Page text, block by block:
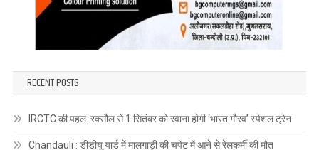
RECENT POSTS
IRCTC की पहल: रक्सौल से 1 सितंबर को रवाना होगी ‘भारत गौरव’ स्पेशल ट्रेन
Chandauli : डीडीयू यार्ड में मालगाड़ी की चपेट में आने से रेलकर्मी की मौत